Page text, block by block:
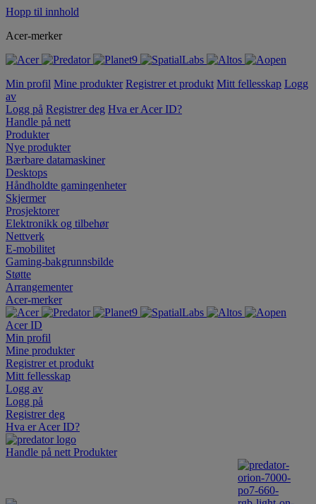
Hopp til innhold
Acer-merker
Min profil Mine produkter Registrer et produkt Mitt fellesskap Logg
av
Logg på Registrer deg Hva er Acer ID?
Handle på nett
Produkter
Nye produkter
Bærbare datamaskiner
Desktops
Håndholdte gamingenheter
Skjermer
Prosjektorer
Elektronikk og tilbehør
Nettverk
E-mobilitet
Gaming-bakgrunnsbilde
Støtte
Arrangementer
Acer-merker
Acer ID
Min profil
Mine produkter
Registrer et produkt
Mitt fellesskap
Logg av
Logg på
Registrer deg
Hva er Acer ID?
Handle på nett Produkter